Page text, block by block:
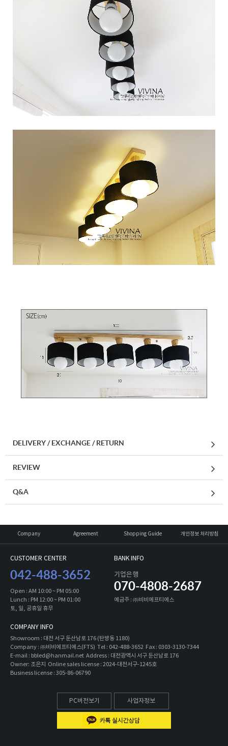
DELIVERY / EXCHANGE / RETURN
REVIEW
Q&A
Company Agreement Shopping Guide 개인정보 처리방침
CUSTOMER CENTER
042-488-3652
Open : AM 10:00 ~ PM 05:00
Lunch : PM 12:00 ~ PM 01:00
토, 일, 공휴일 휴무
BANK INFO
기업은행
070-4808-2687
예금주 : ㈜비비에프티에스
COMPANY INFO
Showroom : 대전 서구 둔산남로 176 (탄방동 1180)
Company : ㈜비비에프티에스(FTS) Tel : 042-488-3652 Fax : 0303-3130-7344
E-mail : bbled@hanmail.net Address : 대전광역시 서구 둔산남로 176
Owner: 조은지 Online sales license : 2024-대전서구-1245호
Business license : 305-86-06790
PC버전보기 사업자정보